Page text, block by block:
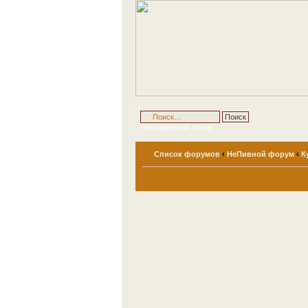
Расширенный поиск
Список форумов ‹ НеПивной форум ‹